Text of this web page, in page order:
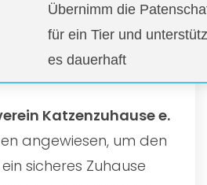
Übernimm die
für ein Tier und
es dauerhaft
Katzenzuhause e.
angewiesen, um den
sicheres Zuhause